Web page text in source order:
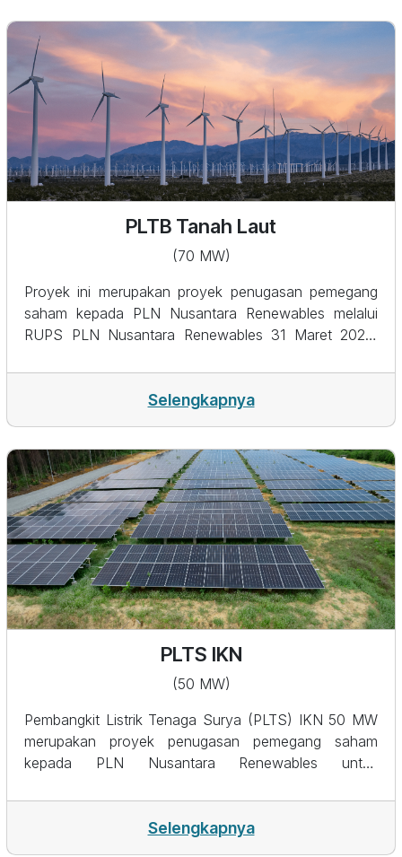
PLTB Tanah Laut
(70 MW)
Proyek ini merupakan proyek penugasan pemegang
saham kepada PLN Nusantara Renewables melalui
RUPS PLN Nusantara Renewables 31 Maret 2023.
Renewables berkolaborasi dengan Adaro Power dan
Total Eren. Proyek ini akan memberikan kontribusi
Selengkapnya
PLTS IKN
(50 MW)
Pembangkit Listrik Tenaga Surya (PLTS) IKN 50 MW
merupakan proyek penugasan pemegang saham
kepada PLN Nusantara Renewables untuk
(IKN) Nusantara. PLTS IKN merupakan salah satu
Program Strategis Nasional arahan Presiden Joko
Selengkapnya